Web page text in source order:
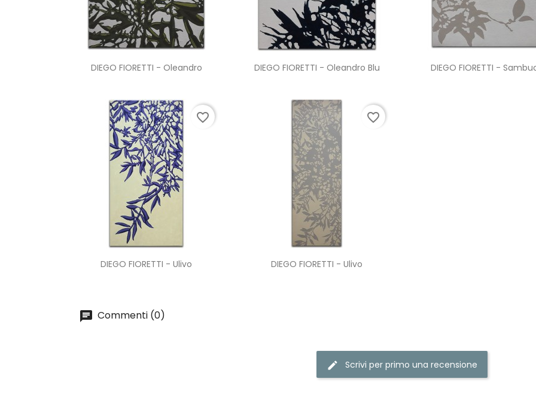
Anteprima
DIEGO FIORETTI - Oleandro Anteprima
DIEGO FIORETTI - Oleandro Blu Anteprima
DIEGO FIORETTI -
 Anteprima
DIEGO FIORETTI - Ulivo
favorite_border
 Anteprima
DIEGO FIORETTI - Ulivo
favorite_border
Commenti (0)
Scrivi per primo una recensione